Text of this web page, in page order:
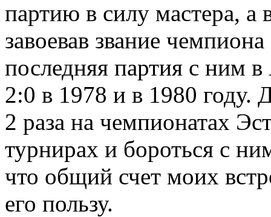
партию в силу мастера,
завоевав звание
последняя партия с ним
2:0 в 1978 и в 1980 году.
2 раза на чемпионатах
турнирах и бороться с
что общий счет моих
его пользу.